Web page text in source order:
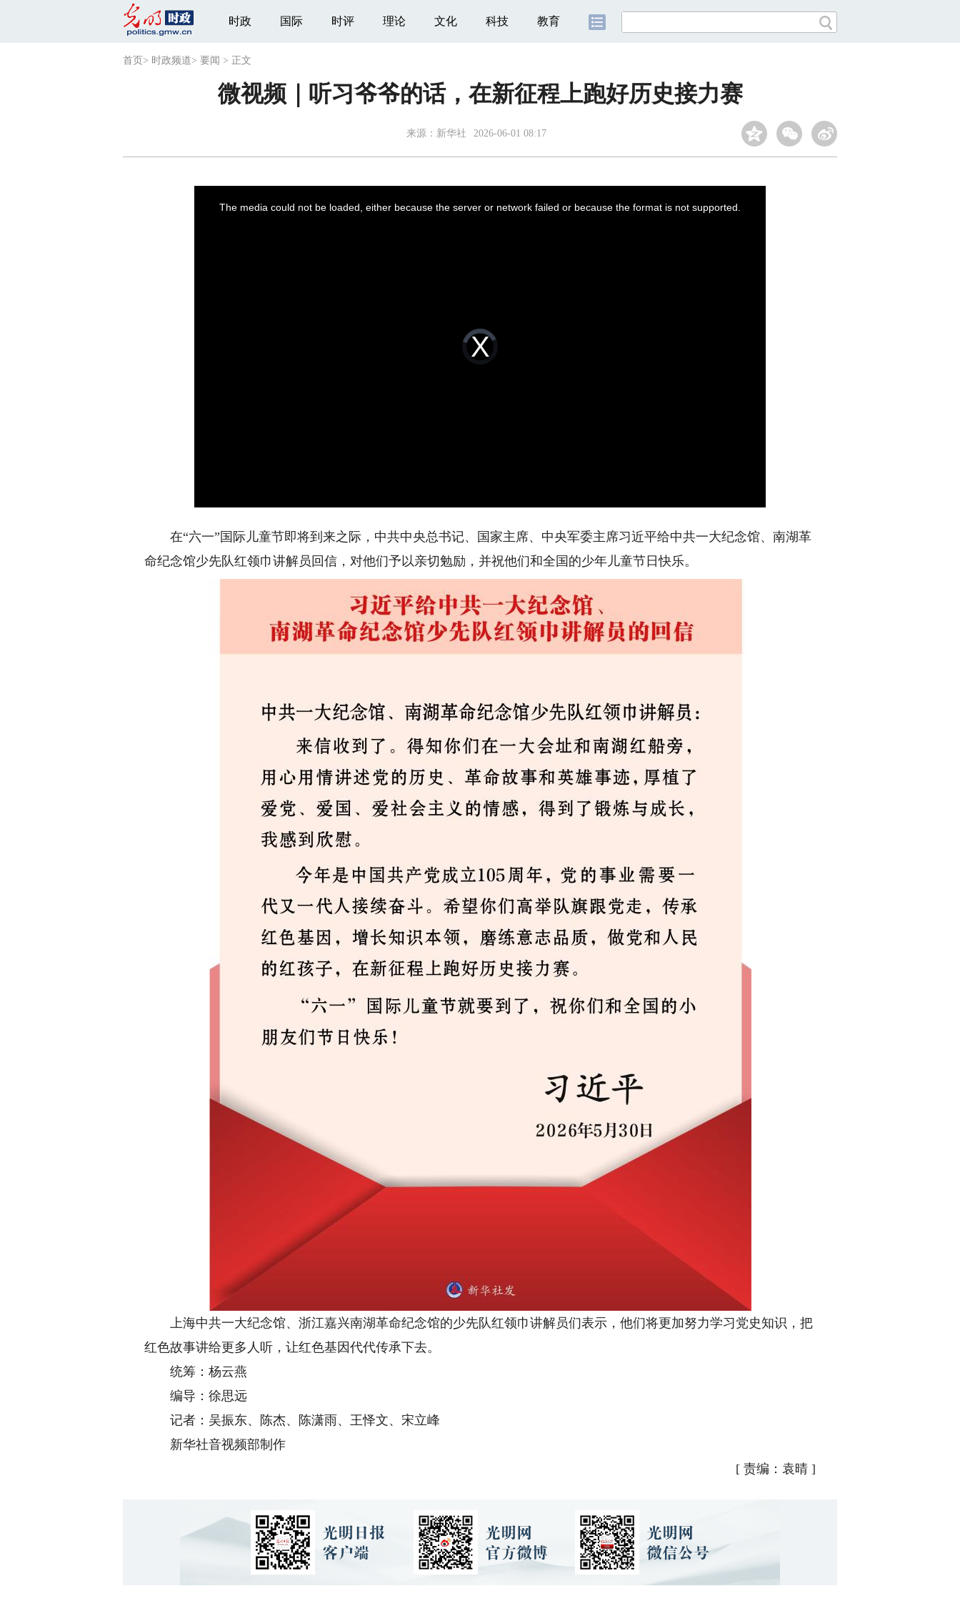
时政 国际 时评 理论 文化 科技 教育
首页 > 时政频道> 要闻 > 正文
微视频｜听习爷爷的话，在新征程上跑好历史接力赛
来源： 新华社 2026-06-01 08:17
Video
Player
loading.
The media could not be loaded, either because the server or network failed or because the format is not supported.
在“六一”国际儿童节即将到来之际，中共中央总书记、国家主席、中央军委主席习近平给中共一大纪念馆、南湖革
命纪念馆少先队红领巾讲解员回信，对他们予以亲切勉励，并祝他们和全国的少年儿童节日快乐。
上海中共一大纪念馆、浙江嘉兴南湖革命纪念馆的少先队红领巾讲解员们表示，他们将更加努力学习党史知识，把
红色故事讲给更多人听，让红色基因代代传承下去。
统筹：杨云燕
编导：徐思远
记者：吴振东、陈杰、陈潇雨、王怿文、宋立峰
新华社音视频部制作
[ 责编：袁晴 ]